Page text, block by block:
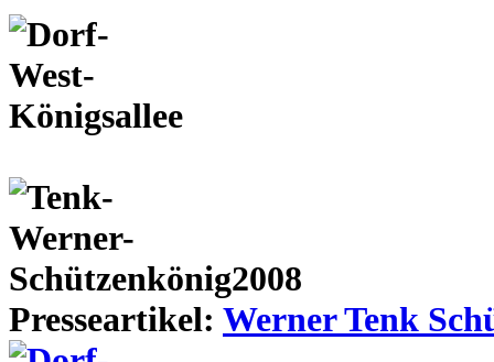
Presseartikel: Werner Tenk